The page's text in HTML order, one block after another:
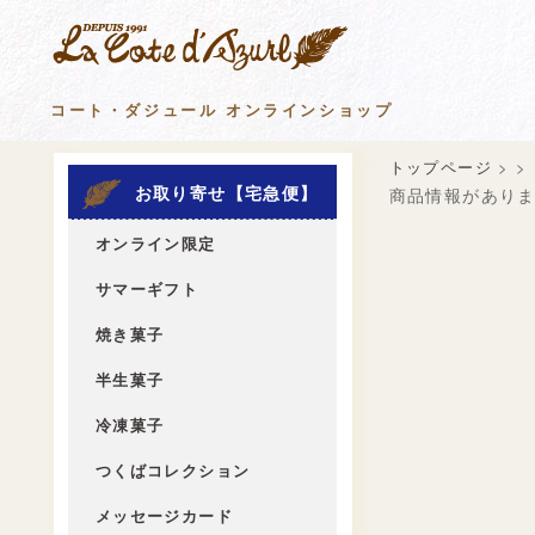
コート・ダジュール オンラインショップ
お取り寄せ【宅急便】
オンライン限定
サマーギフト
焼き菓子
半生菓子
冷凍菓子
つくばコレクション
メッセージカード
トップページ > >
商品情報があり